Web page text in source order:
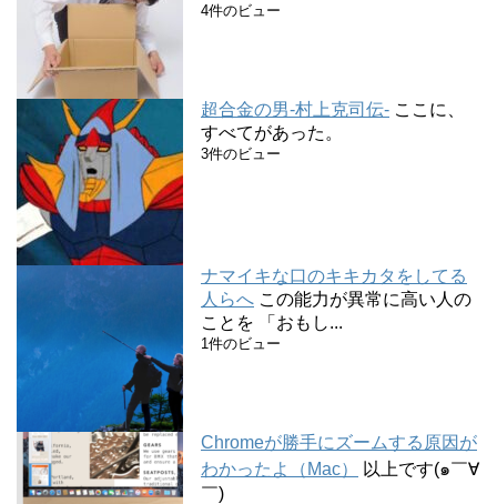
4件のビュー
超合金の男-村上克司伝- ここに、
すべてがあった。
3件のビュー
ナマイキな口のキキカタをしてる
人らへ この能力が異常に高い人の
ことを 「おもし...
1件のビュー
Chromeが勝手にズームする原因が
わかったよ（Mac）
以上です(๑￣∀
￣)